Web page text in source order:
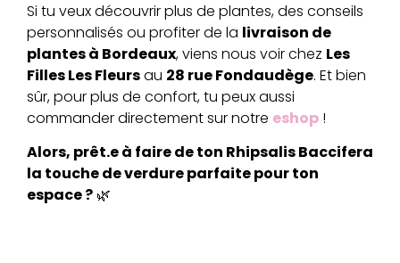
Si tu veux découvrir plus de plantes, des conseils
personnalisés ou profiter de la livraison de
plantes à Bordeaux, viens nous voir chez Les
Filles Les Fleursau 28 rue Fondaudège. Et bien
sûr, pour plus de confort, tu peux aussi
commander directement sur notre eshop !
Alors, prêt.e à faire de ton Rhipsalis Baccifera
la touche de verdure parfaite pour ton
espace ? 🌿